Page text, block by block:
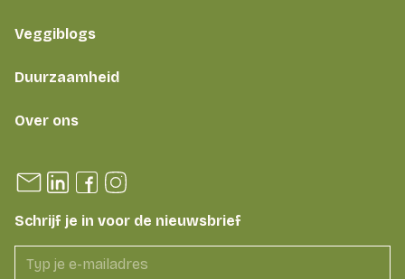
Veggiblogs
Duurzaamheid
Over ons
Schrijf je in voor de nieuwsbrief